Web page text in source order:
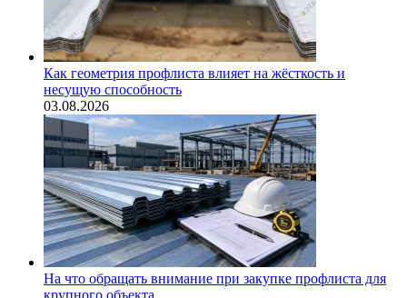
Как геометрия профлиста влияет на жёсткость и
несущую способность
03.08.2026
На что обращать внимание при закупке профлиста для
крупного объекта